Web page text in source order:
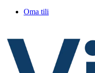
Oma tili